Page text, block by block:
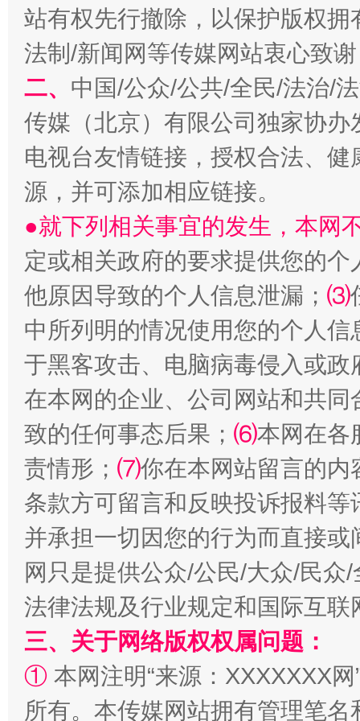
解纷+调解+退费，一次搞定
站台名比不上好声名
漫山遍野的桃花与雪山、麦地、白藏房 除
招工难、用工荒背后
站有权先行撤除，以保护版权
法制/新闻网等传媒网站衷心致
二、 中国/公众/公共/全民/法治/
传媒（北京）有限公司独家协
电视台友情链接，授权合法、
源，并可添加相应链接。
●就下列相关事宜的发生，本网
定或相关政府的要求提供您的个
他原因导致的个人信息泄漏； ⑶
中所列明的情况使用您的个人
于黑客攻击、电脑病毒侵入或
在本网的企业、公司网站和共
致的任何事态后果； ⑹本网在各
责情形； ⑺你在本网站留言的内
条款方可留言和反映投诉报料
并承担一切因您的行为而直接
网只是提供公众/公民/大众/民
法律法规及行业规定和国际互
三、关于网络版权权属问题：
① 本网注明“来源：XXXXXXX
所有。本传媒网站拥有管理笔